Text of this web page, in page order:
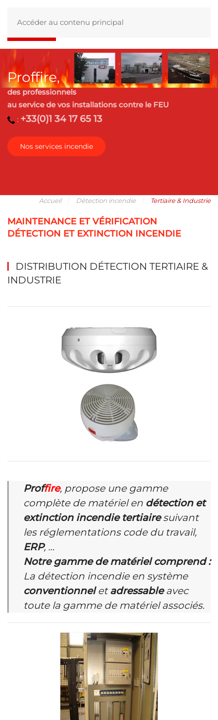
Accéder au contenu principal
Proffire,
des professionnels
au service de vos installations contre le FEU
: +33(0)1 34 17 65 13
Nos services incendie
Accueil Détection incendie Tertiaire & Industrie
MAINTENANCE ET VÉRIFICATION
DÉTECTION ET EXTINCTION INCENDIE
DISTRIBUTION DÉTECTION TERTIAIRE &
INDUSTRIE
Proffire, propose une gamme
complète de matériel en détection et
extinction incendie tertiairesuivant
les réglementations code du travail,
ERP, …
Notre gamme de matériel comprend :
La détection incendie en système
conventionneletadressableavec
toute la gamme de matériel associés.